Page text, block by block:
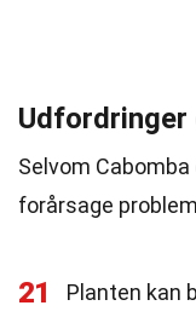
Udfordringer
Selvom
forårsage
21
Planten kan